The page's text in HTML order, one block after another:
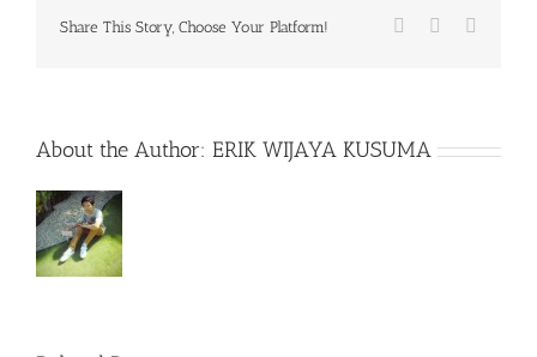
Share This Story, Choose Your Platform! Facebook
About the Author: ERIK WIJAYA KUSUMA